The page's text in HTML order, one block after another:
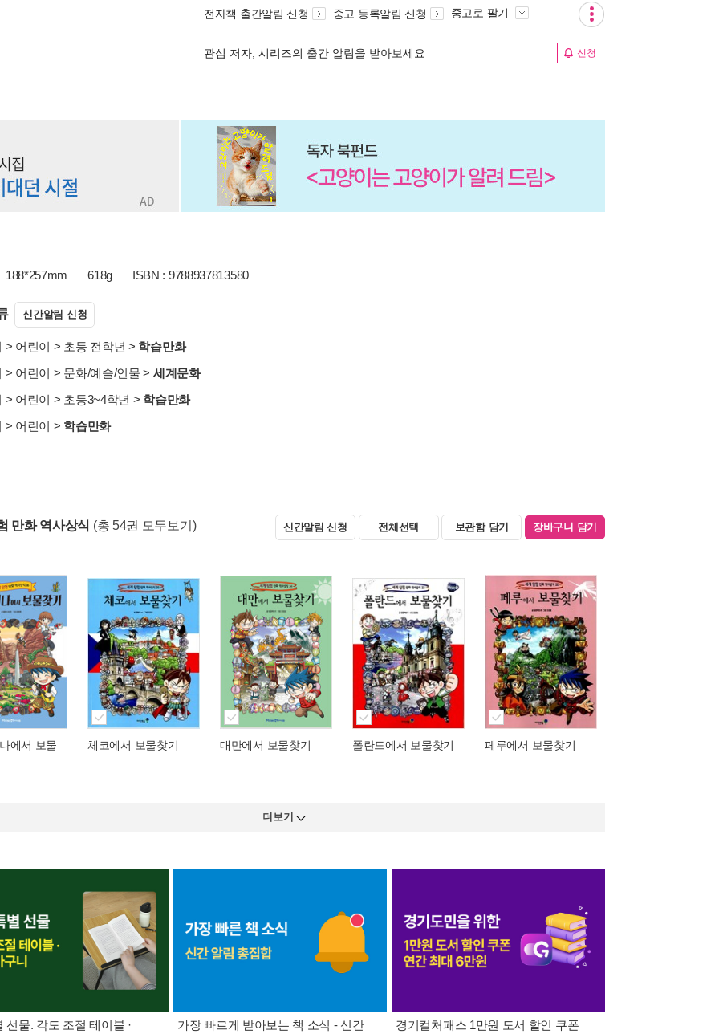
전자책 출간알림 신청 중고 등록알림 신청 중고로 팔기
관심 저자, 시리즈의 출간 알림을 받아보세요 신청
188*257mm 618g ISBN : 9788937813580
신간알림 신청
> 어린이 > 초등 전학년 > 학습만화
> 어린이 > 문화/예술/인물 > 세계문화
> 어린이 > 초등3~4학년 > 학습만화
> 어린이 > 학습만화
만화 역사상식 (총 54권 모두보기) 신간알림 신청 전체선택 보관함 담기 장바구니 담기
에서 보물 체코에서 보물찾기 대만에서 보물찾기 폴란드에서 보물찾기 페루에서 보물찾기
더보기
선물. 각도 조절 테이블 ·
가장 빠르게 받아보는 책 소식 - 신간
경기컬처패스 1만원 도서 할인 쿠폰